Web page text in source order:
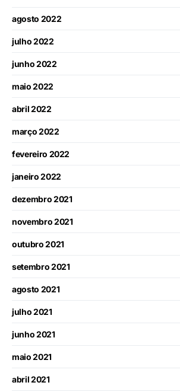
agosto 2022
julho 2022
junho 2022
maio 2022
abril 2022
março 2022
fevereiro 2022
janeiro 2022
dezembro 2021
novembro 2021
outubro 2021
setembro 2021
agosto 2021
julho 2021
junho 2021
maio 2021
abril 2021